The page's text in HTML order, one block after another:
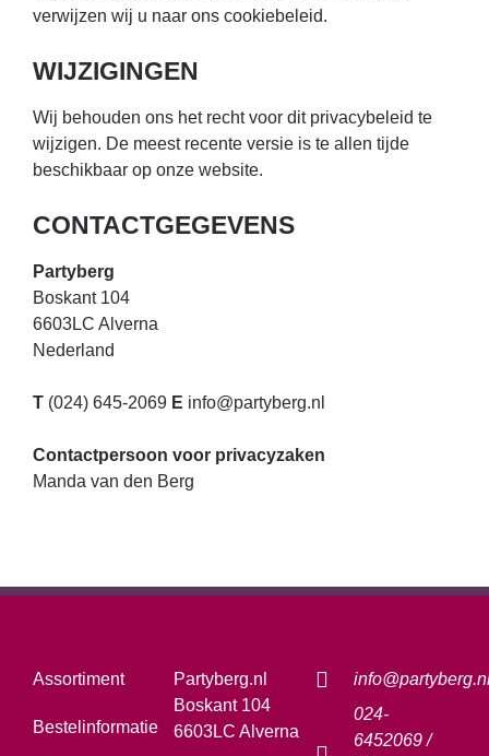
verwijzen wij u naar ons cookiebeleid.
WIJZIGINGEN
Wij behouden ons het recht voor dit privacybeleid te
wijzigen. De meest recente versie is te allen tijde
beschikbaar op onze website.
CONTACTGEGEVENS
Partyberg
Boskant 104
6603LC Alverna
Nederland
T (024) 645-2069 E info@partyberg.nl
Contactpersoon voor privacyzaken
Manda van den Berg
Assortiment
Bestelinformatie
Partyberg.nl
Boskant 104
6603LC Alverna
024-
6452069 /